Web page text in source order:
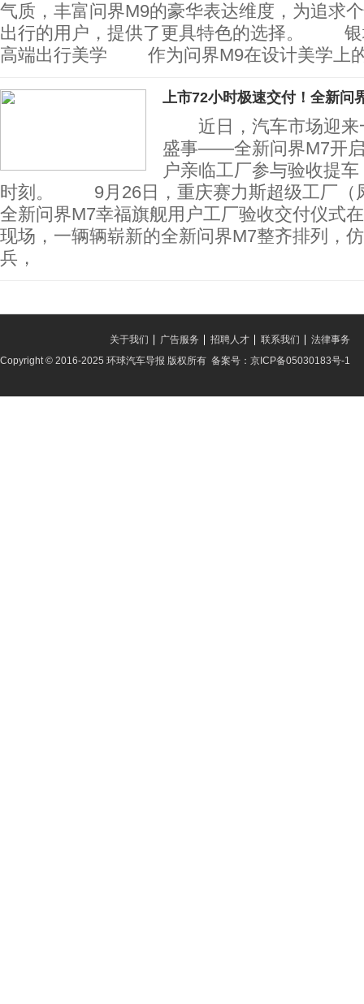
气质，丰富问界M9的豪华表达维度，为追求
出行的用户，提供了更具特色的选择。 银
高端出行美学 作为问界M9在设计美学上的
上市72小时极速交付！全新问
近日，汽车市场迎来
盛事——全新问界M7开
户亲临工厂参与验收提
时刻。 9月26日，重庆赛力斯超级工厂（
全新问界M7幸福旗舰用户工厂验收交付仪式
现场，一辆辆崭新的全新问界M7整齐排列，
兵，
法律事务
联系我们
招聘人才
广告服务
关于我们
Copyright © 2016-2025 环球汽车导报 版权所有 备案号：京ICP备05030183号-1